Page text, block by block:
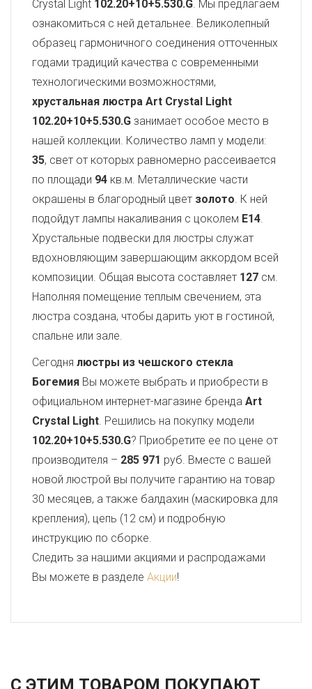
Crystal Light 102.20+10+5.530.G. Мы предлагаем
ознакомиться с ней детальнее. Великолепный
образец гармоничного соединения отточенных
годами традиций качества с современными
технологическими возможностями,
хрустальная люстра Art Crystal Light
102.20+10+5.530.G занимает особое место в
нашей коллекции. Количество ламп у модели:
35, свет от которых равномерно рассеивается
по площади 94 кв.м. Металлические части
окрашены в благородный цвет золото. К ней
подойдут лампы накаливания с цоколем E14.
Хрустальные подвески для люстры служат
вдохновляющим завершающим аккордом всей
композиции. Общая высота составляет 127 см.
Наполняя помещение теплым свечением, эта
люстра создана, чтобы дарить уют в гостиной,
спальне или зале.
Сегодня люстры из чешского стекла
Богемия Вы можете выбрать и приобрести в
официальном интернет-магазине бренда Art
Crystal Light. Решились на покупку модели
102.20+10+5.530.G? Приобретите ее по цене от
производителя – 285 971 руб. Вместе с вашей
новой люстрой вы получите гарантию на товар
30 месяцев, а также балдахин (маскировка для
крепления), цепь (12 см) и подробную
инструкцию по сборке.
Следить за нашими акциями и распродажами
Вы можете в разделе Акции!
С ЭТИМ ТОВАРОМ ПОКУПАЮТ